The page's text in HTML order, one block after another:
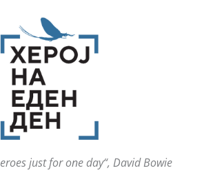
just for one day“, David Bowie